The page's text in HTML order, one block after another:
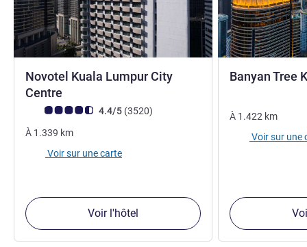
Novotel Kuala Lumpur City
Centre
Note Avis clients (Note ALL)
4.4/5 (3520avis
)
À 1.339 km
Voir sur une carte
Voir l'hôtel
Banyan Tree
À 1.422 km
Voir sur une